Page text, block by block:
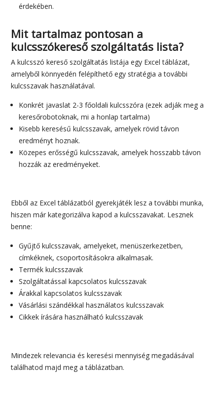
érdekében.
Mit tartalmaz pontosan a
kulcsszókereső szolgáltatás lista?
A kulcsszó kereső szolgáltatás listája egy Excel táblázat,
amelyből könnyedén felépíthető egy stratégia a további
kulcsszavak használatával.
Konkrét javaslat 2-3 főoldali kulcsszóra (ezek adják meg a
keresőrobotoknak, mi a honlap tartalma)
Kisebb keresésű kulcsszavak, amelyek rövid távon
eredményt hoznak.
Közepes erősségű kulcsszavak, amelyek hosszabb távon
hozzák az eredményeket.
Ebből az Excel táblázatból gyerekjáték lesz a további munka,
hiszen már kategorizálva kapod a kulcsszavakat. Lesznek
benne:
Gyűjtő kulcsszavak, amelyeket, menüszerkezetben,
címkéknek, csoportosításokra alkalmasak.
Termék kulcsszavak
Szolgáltatással kapcsolatos kulcsszavak
Árakkal kapcsolatos kulcsszavak
Vásárlási szándékkal használatos kulcsszavak
Cikkek írására használható kulcsszavak
Mindezek relevancia és keresési mennyiség megadásával
találhatod majd meg a táblázatban.